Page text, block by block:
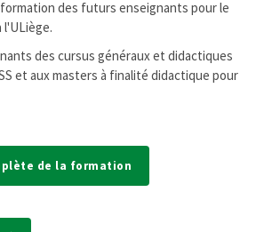
des futurs enseignants pour le
l'ULiège.
des cursus généraux et didactiques
et aux masters à finalité didactique pour
de la formation